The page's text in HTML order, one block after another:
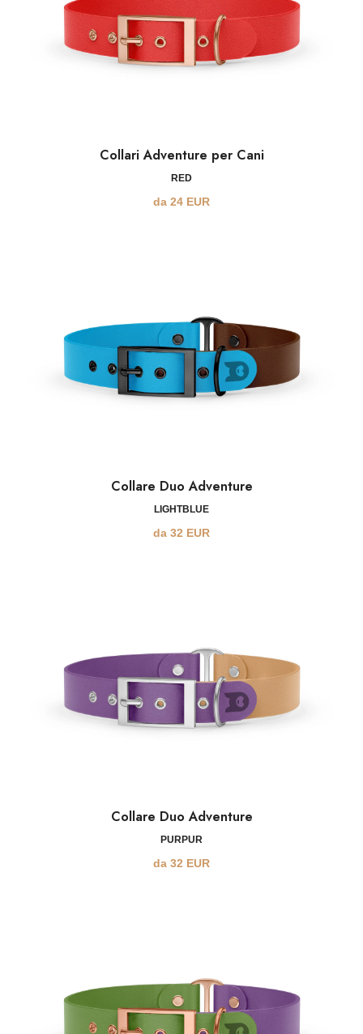
Collari Adventure per Cani
RED
da 24 EUR
Collare Duo Adventure
LIGHTBLUE
da 32 EUR
Collare Duo Adventure
PURPUR
da 32 EUR